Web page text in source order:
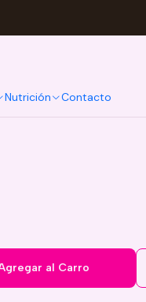
Nutrición Contacto
al Carro